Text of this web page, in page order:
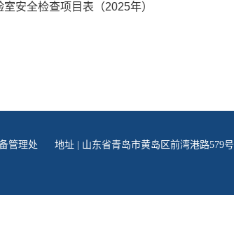
安全检查项目表（2025年）
管理处 地址 | 山东省青岛市黄岛区前湾港路579号